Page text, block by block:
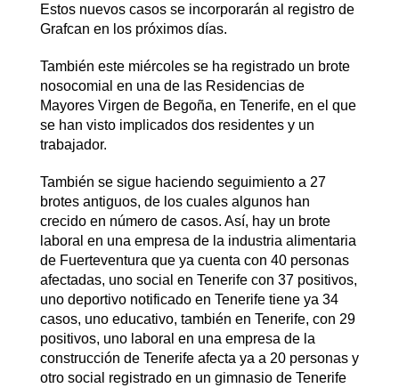
Estos nuevos casos se incorporarán al registro de
Grafcan en los próximos días.
También este miércoles se ha registrado un brote
nosocomial en una de las Residencias de
Mayores Virgen de Begoña, en Tenerife, en el que
se han visto implicados dos residentes y un
trabajador.
También se sigue haciendo seguimiento a 27
brotes antiguos, de los cuales algunos han
crecido en número de casos. Así, hay un brote
laboral en una empresa de la industria alimentaria
de Fuerteventura que ya cuenta con 40 personas
afectadas, uno social en Tenerife con 37 positivos,
uno deportivo notificado en Tenerife tiene ya 34
casos, uno educativo, también en Tenerife, con 29
positivos, uno laboral en una empresa de la
construcción de Tenerife afecta ya a 20 personas y
otro social registrado en un gimnasio de Tenerife